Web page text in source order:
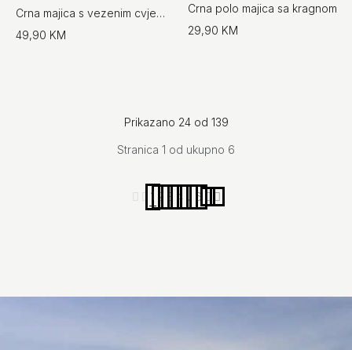
Crna majica s vezenim cvjetnim detaljima
49,90 KM
Crna polo majica sa kragnom
29,90 KM
Prikazano 24 od 139
Stranica 1 od ukupno 6
1 2 3 4 ... 6